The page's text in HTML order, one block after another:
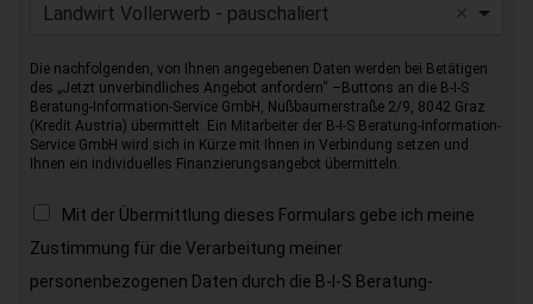
Landwirt Vollerwerb - pauschaliert
Die nachfolgenden, von Ihnen angegebenen Daten werden bei Betätigen
des „Jetzt unverbindliches Angebot anfordern“ –Buttons an die B-I-S
Beratung-Information-Service GmbH, Nußbaumerstraße 2/9, 8042 Graz
(Kredit Austria) übermittelt. Ein Mitarbeiter der B-I-S Beratung-Information-
Service GmbH wird sich in Kürze mit Ihnen in Verbindung setzen und
Ihnen ein individuelles Finanzierungsangebot übermitteln.
Mit der Übermittlung dieses Formulars gebe ich meine
Zustimmung für die Verarbeitung meiner
personenbezogenen Daten durch die B-I-S Beratung-